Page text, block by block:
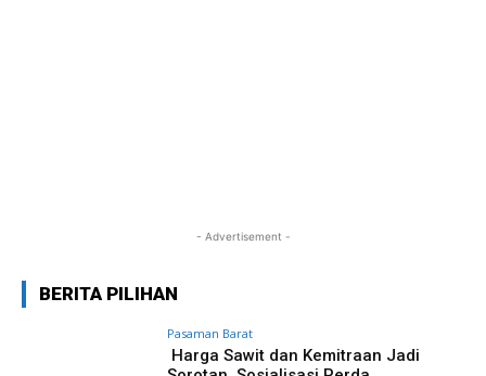
- Advertisement -
BERITA PILIHAN
Pasaman Barat
Harga Sawit dan Kemitraan Jadi